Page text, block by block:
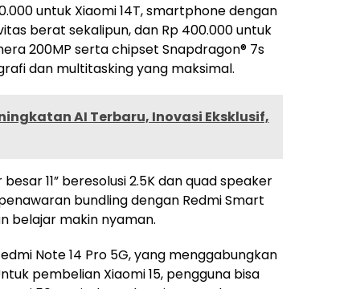
untuk Xiaomi 14T, smartphone dengan
berat sekalipun, dan Rp 400.000 untuk
200MP serta chipset Snapdragon® 7s
dan multitasking yang maksimal.
AI Terbaru, Inovasi Eksklusif,
11” beresolusi 2.5K dan quad speaker
bundling dengan Redmi Smart
belajar makin nyaman.
Note 14 Pro 5G, yang menggabungkan
pembelian Xiaomi 15, pengguna bisa